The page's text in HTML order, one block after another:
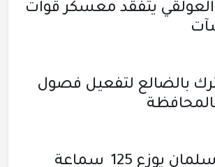
العولقي يتفقد معسكر قوات
بالضالع لتفعيل فصول
مركز الملك سلمان يوزع 125 سماعة